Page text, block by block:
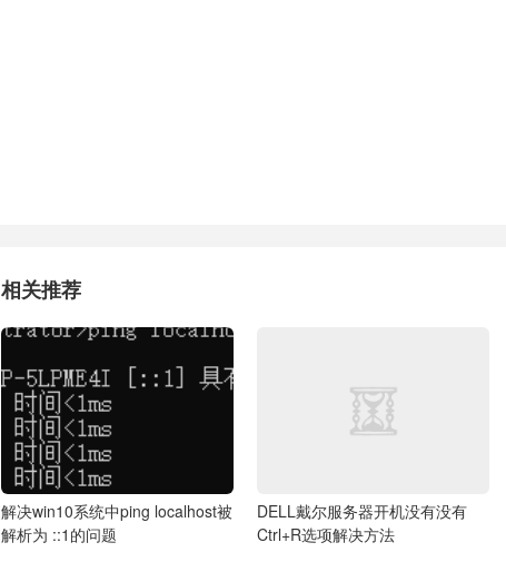
相关推荐
解决win10系统中ping localhost被
解析为 ::1的问题
DELL戴尔服务器开机没有没有
Ctrl+R选项解决方法